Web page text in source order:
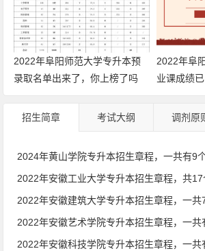
2022年阜阳师范大学专升本预
录取名单出来了，你上榜了吗
2022年阜
业课成绩
招生简章 考试大纲 调剂原
2024年黄山学院专升本招生章程，一共有9
2022年安徽工业大学专升本招生章程，共
2022年安徽建筑大学专升本招生章程，一共
2022年安徽艺术学院专升本招生章程，一共